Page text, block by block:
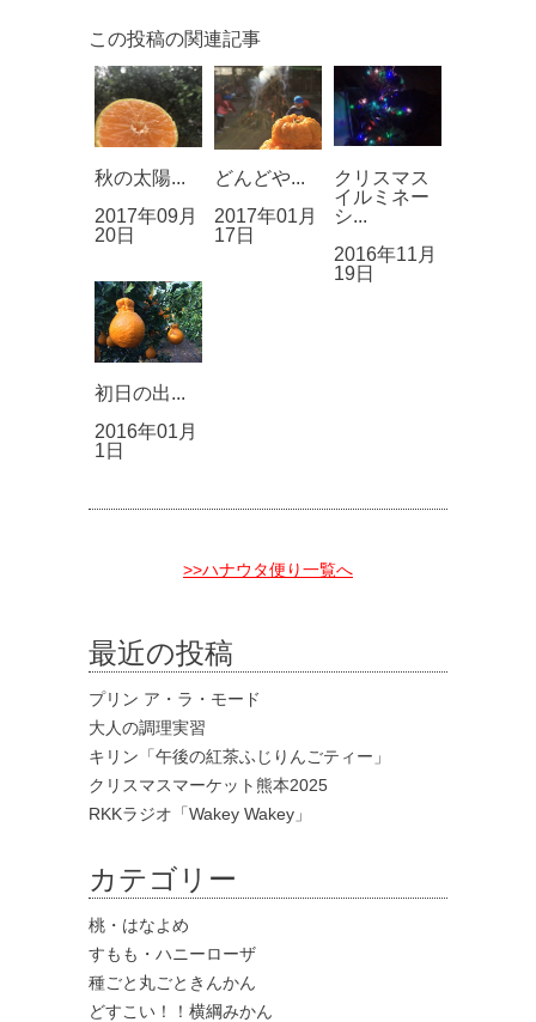
この投稿の関連記事
秋の太陽...
2017年09月
20日
どんどや...
2017年01月
17日
クリスマス
イルミネー
シ...
2016年11月
19日
初日の出...
2016年01月
1日
>>ハナウタ便り一覧へ
最近の投稿
プリン ア・ラ・モード
大人の調理実習
キリン「午後の紅茶ふじりんごティー」
クリスマスマーケット熊本2025
RKKラジオ「Wakey Wakey」
カテゴリー
桃・はなよめ
すもも・ハニーローザ
種ごと丸ごときんかん
どすこい！！横綱みかん